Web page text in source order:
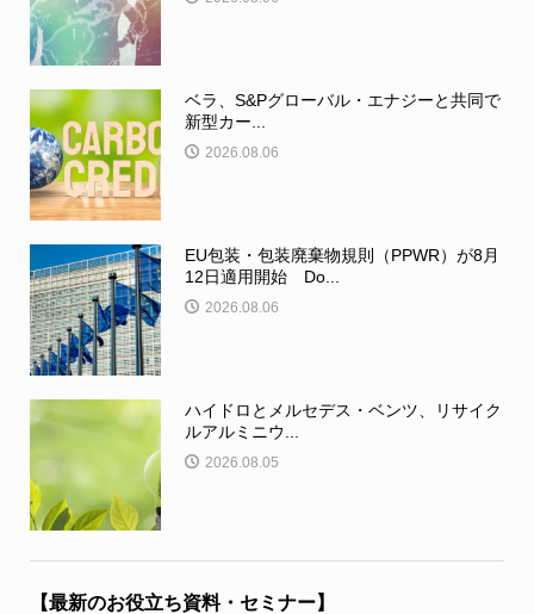
ベラ、S&Pグローバル・エナジーと共同で
新型カー...
2026.08.06
EU包装・包装廃棄物規則（PPWR）が8月
12日適用開始 Do...
2026.08.06
ハイドロとメルセデス・ベンツ、リサイク
ルアルミニウ...
2026.08.05
【最新のお役立ち資料・セミナー】